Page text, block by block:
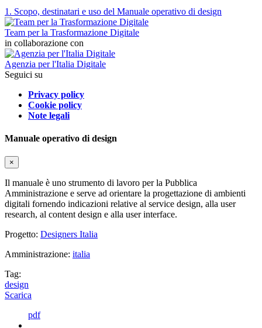
1. Scopo, destinatari e uso del Manuale operativo di design
Team per la Trasformazione Digitale
in collaborazione con
Agenzia per l'Italia Digitale
Seguici su
Privacy policy
Cookie policy
Note legali
Manuale operativo di design
×
Il manuale è uno strumento di lavoro per la Pubblica
Amministrazione e serve ad orientare la progettazione di ambienti
digitali fornendo indicazioni relative al service design, alla user
research, al content design e alla user interface.
Progetto: Designers Italia
Amministrazione: italia
Tag:
design
Scarica
pdf